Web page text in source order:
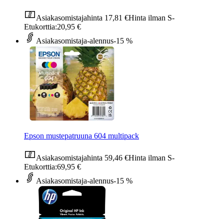
Asiakasomistajahinta 17,81 €Hinta ilman S-
Etukorttia:20,95 €
Asiakasomistaja-alennus-15 %
Epson mustepatruuna 604 multipack
Asiakasomistajahinta 59,46 €Hinta ilman S-
Etukorttia:69,95 €
Asiakasomistaja-alennus-15 %